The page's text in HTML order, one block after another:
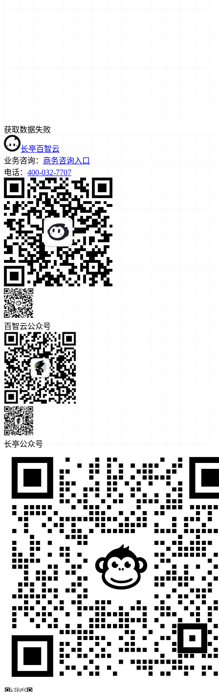
获取数据失败
长亭百智云
业务咨询： 商务咨询入口
电话： 400-032-7707
百智云公众号
长亭公众号